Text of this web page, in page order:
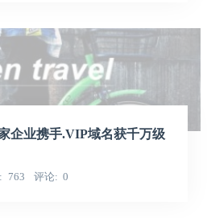
企业携手.VIP域名获千万级
763 评论 0